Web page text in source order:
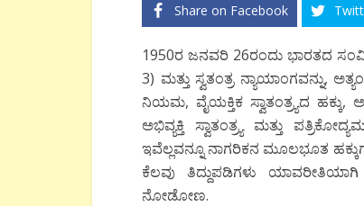
Share on Facebook
1950ರ ಜನವರಿ 26ರಂದು ಭಾರತದ
3) ಮತ್ತು ಸ್ವತಂತ್ರ ನ್ಯಾಯಾಂಗವನ್ನು,
ನಿಯಮ, ವೈಯಕ್ತಿಕ ಸ್ವಾತಂತ್ರ್ಯದ ಹಕ್ಕು,
ಅಭಿವ್ಯಕ್ತಿ ಸ್ವಾತಂತ್ರ್ಯ ಮತ್ತು
ಇವೆಲ್ಲವನ್ನೂ ನಾಗರಿಕನ ಮೂಲಭೂತ
ಕೆಲವು ತಿದ್ದುಪಡಿಗಳು
ನೋಡೋಣ.